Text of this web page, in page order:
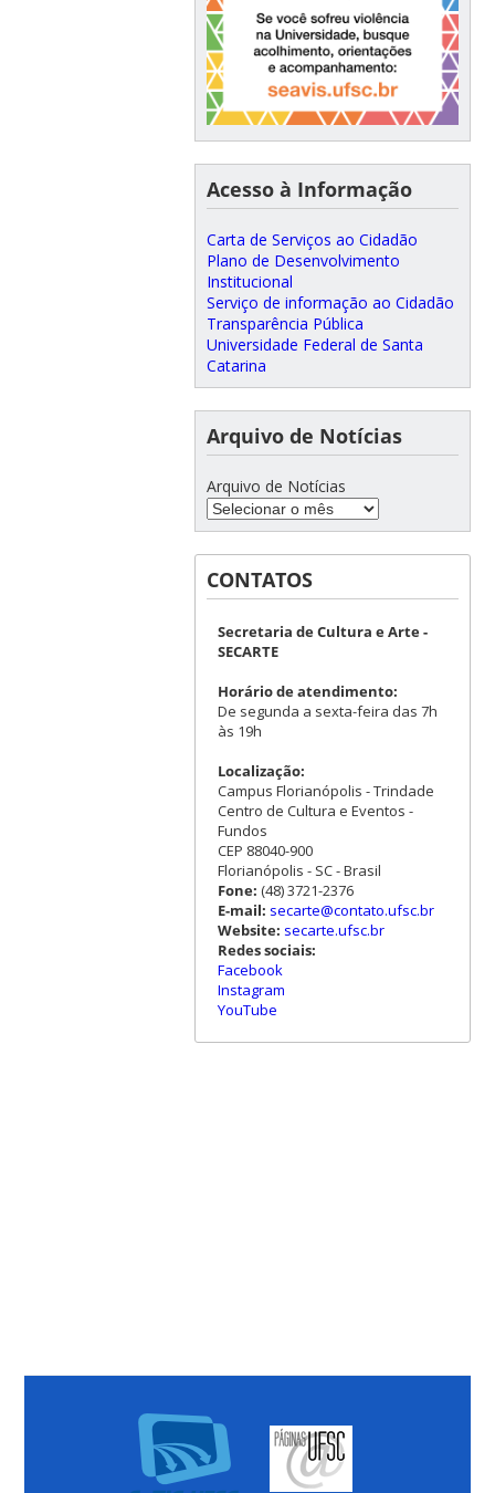
Acesso à Informação
Carta de Serviços ao Cidadão
Plano de Desenvolvimento
Institucional
Serviço de informação ao Cidadão
Transparência Pública
Universidade Federal de Santa
Catarina
Arquivo de Notícias
Arquivo de Notícias
CONTATOS
Secretaria de Cultura e Arte -
SECARTE
Horário de atendimento:
De segunda a sexta-feira das 7h
às 19h
Localização:
Campus Florianópolis - Trindade
Centro de Cultura e Eventos -
Fundos
CEP 88040-900
Florianópolis - SC - Brasil
Fone: (48) 3721-2376
E-mail: secarte@contato.ufsc.br
Website: secarte.ufsc.br
Redes sociais:
Facebook
Instagram
YouTube